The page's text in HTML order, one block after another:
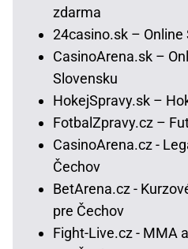
zdarma
24casino.sk – Online
CasinoArena.sk –
Slovensku
HokejSpravy.sk –
FotbalZpravy.cz –
CasinoArena.cz -
Čechov
BetArena.cz -
pre Čechov
Fight-Live.cz - MMA